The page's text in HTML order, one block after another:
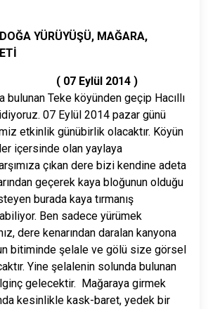
YÜRÜYÜŞÜ, MAĞARA,
2014 )
bulunan Teke köyünden geçip Hacıllı
07 Eylül 2014 pazar günü
etkinlik günübirlik olacaktır. Köyün
içersinde olan yaylaya
çıkan dere bizi kendine adeta
geçerek kaya bloğunun olduğu
burada kaya tırmanış
Ben sadece yürümek
dere kenarından daralan kanyona
bitiminde şelale ve gölü size görsel
Yine şelalenin solunda bulunan
gelecektir. Mağaraya girmek
kesinlikle kask-baret, yedek bir